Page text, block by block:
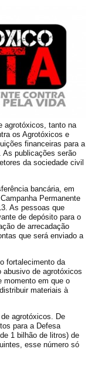
agrotóxicos, tanto na
os Agrotóxicos e
financeiras para a
As publicações serão
da sociedade civil
bancária, em
Permanente
As pessoas que
de depósito para o
de arrecadação
que será enviado a
fortalecimento da
abusivo de agrotóxicos
momento em que o
materiais à
agrotóxicos. De
para a Defesa
1 bilhão de litros) de
esse número só